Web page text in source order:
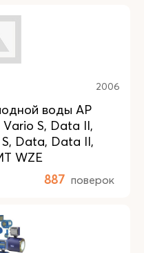
2006
воды AP
Vario S, Data II,
Data, Data II,
WZE
887 поверок